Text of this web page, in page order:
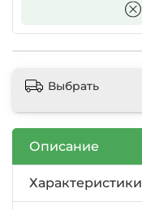
Выбрать
Описание
Характеристики